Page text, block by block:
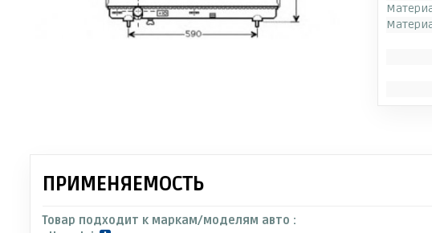
ПРИМЕНЯЕМОСТЬ
Товар подходит к маркам/моделям авто :